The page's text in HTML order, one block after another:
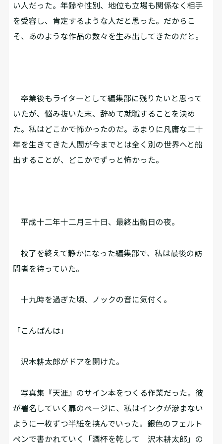
い人だった。年齢や性別、地位も立場も関係なく相手
を受容し、肯定するような人だと思った。だからこ
そ、あのような作品の数々を生み出してきたのだと。
卒業後もライターとして編集部に残りたいと思って
いたが、悩み抜いた末、辞めて就職することを決め
た。私はどこかで怖かったのだ。あまりに凡庸な二十
年を生きてきた人間が今までとは全く別の世界へと船
出することが、どこかでずっと怖かった。
平成十二年十二月三十日、最終出勤日の夜。
校了を終えて静かになった編集部で、私は最後の訪
問者を待っていた。
十九時を過ぎた頃、ノックの音に気付く。
「こんばんは」
沢木耕太郎がドアを開けた。
写真集『天涯』のサイン本をつくる作業だった。彼
が署名していく扉のページに、私はインクが滲まない
ように一枚ずつ半紙を挟んでいった。銀色のフェルト
ペンで書かれていく「酒杯を乾して 沢木耕太郎」の